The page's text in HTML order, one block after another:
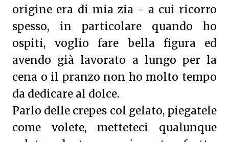
origine era di mia zia - a cui ricorro
spesso, in particolare quando ho
ospiti, voglio fare bella figura ed
avendo già lavorato a lungo per la
cena o il pranzo non ho molto tempo
da dedicare al dolce.
Parlo delle crepes col gelato, piegatele
come volete, metteteci qualunque